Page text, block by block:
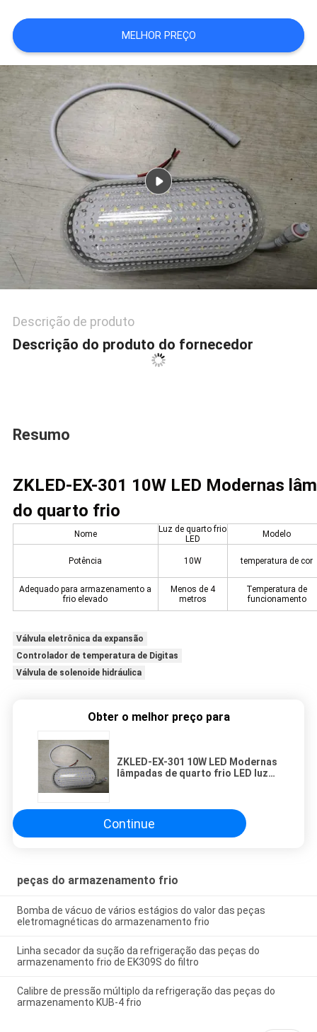
UMAS
CITAÇÕES
MAPA
DO
SITE
POLÍTICA
DE
PRIVACIDADE
MELHOR PREÇO
Descrição de produto
Descrição do produto do fornecedor
Resumo
ZKLED-EX-301 10W LED Modernas
do quarto frio
Nome
Luz de quarto frio
LED
Modelo
Potência 10W temperatura de cor
Adequado para armazenamento a
frio elevado
Menos de 4
metros
Temperatura de
funcionamento
Válvula eletrônica da expansão
Controlador de temperatura de Digitas
Válvula de solenoide hidráulica
Obter o melhor preço para
ZKLED-EX-301 10W LED Modernas
lâmpadas de quarto frio LED luz
Continue
peças do armazenamento frio
Bomba de vácuo de vários estágios do valor das peças
eletromagnéticas do armazenamento frio
Linha secador da sução da refrigeração das peças do
armazenamento frio de EK309S do filtro
Calibre de pressão múltiplo da refrigeração das peças do
armazenamento KUB-4 frio